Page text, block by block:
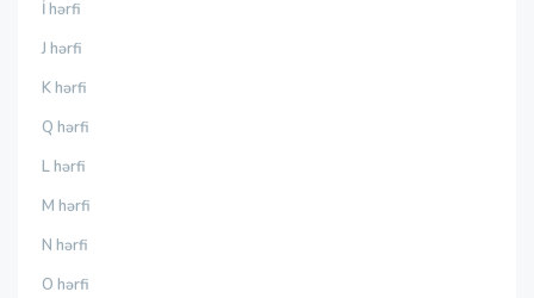
İ hərfi
J hərfi
K hərfi
Q hərfi
L hərfi
M hərfi
N hərfi
O hərfi